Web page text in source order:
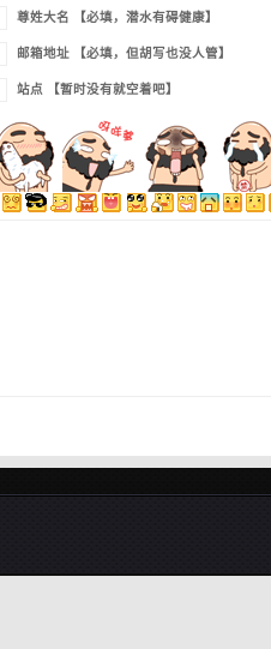
尊姓大名 【必填，潜水有碍健康】
邮箱地址 【必填，但胡写也没人管】
站点 【暂时没有就空着吧】